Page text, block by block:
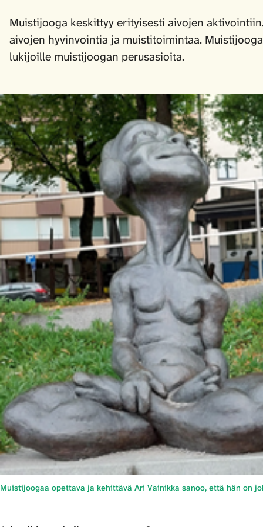
Muistijooga keskittyy erityisesti aivojen
aivojen hyvinvointia ja muistitoimintaa.
lukijoille muistijoogan perusasioita.
Muistijoogaa opettava ja kehittävä Ari Vainikka sanoo, että hän on